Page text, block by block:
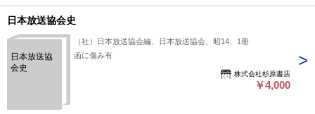
日本放送協会史
日本放送協
会史
（社）日本放送協会編、日本放送協会、昭14、1冊
函に傷み有
株式会社杉原書店
￥4,000